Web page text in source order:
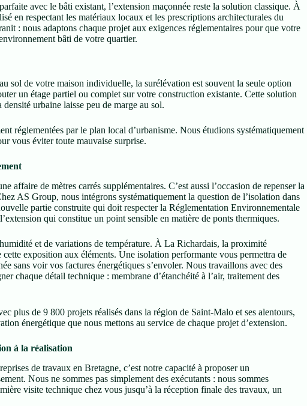
avec le bâti existant, l’extension maçonnée reste la solution classique. À
en respectant les matériaux locaux et les prescriptions architecturales du
: nous adaptons chaque projet aux exigences réglementaires pour que votre
bâti de votre quartier.
sol de votre maison individuelle, la surélévation est souvent la seule option
un étage partiel ou complet sur votre construction existante. Cette solution
urbaine laisse peu de marge au sol.
réglementées par le plan local d’urbanisme. Nous étudions systématiquement
vous éviter toute mauvaise surprise.
affaire de mètres carrés supplémentaires. C’est aussi l’occasion de repenser la
AS Group, nous intégrons systématiquement la question de l’isolation dans
partie construite qui doit respecter la Réglementation Environnementale
qui constitue un point sensible en matière de ponts thermiques.
et de variations de température. À La Richardais, la proximité
exposition aux éléments. Une isolation performante vous permettra de
sans voir vos factures énergétiques s’envoler. Nous travaillons avec des
chaque détail technique : membrane d’étanchéité à l’air, traitement des
plus de 9 800 projets réalisés dans la région de Saint-Malo et ses alentours,
énergétique que nous mettons au service de chaque projet d’extension.
à la réalisation
de travaux en Bretagne, c’est notre capacité à proposer un
Nous ne sommes pas simplement des exécutants : nous sommes
visite technique chez vous jusqu’à la réception finale des travaux, un